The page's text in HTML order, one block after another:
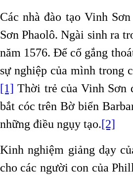
Các nhà đào tạo Vinh
Sơn Phaolô. Ngài sinh ra
năm 1576. Để cố gắng
sự nghiệp của mình trong
[1] Thời trẻ của Vinh Sơn
bắt cóc trên Bờ biển
những điều ngụy tạo.[2]
Kinh nghiệm giảng dạy
cho các người con của